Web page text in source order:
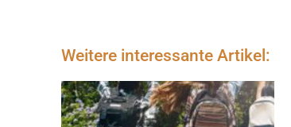
Weitere interessante Artikel: